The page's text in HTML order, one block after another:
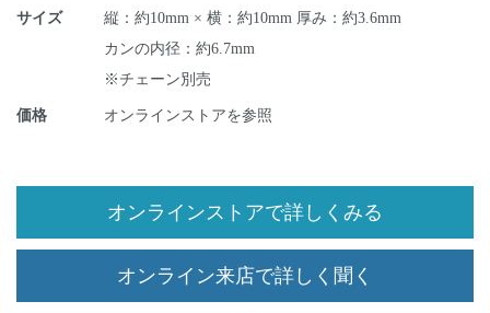
サイズ
縦：約10mm × 横：約10mm 厚み：約3.6mm
カンの内径：約6.7mm
※チェーン別売
価格 オンラインストアを参照
オンラインストアで詳しくみる
オンライン来店で詳しく聞く